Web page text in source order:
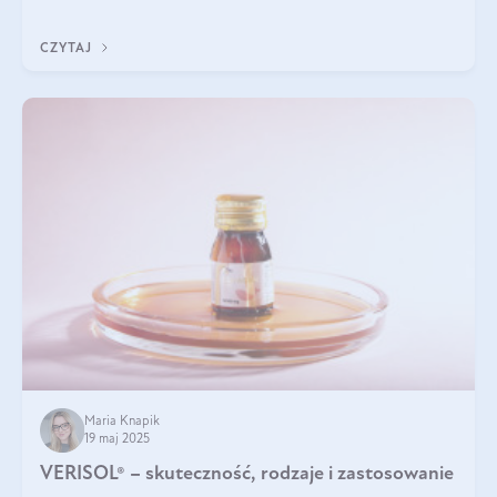
CZYTAJ
Maria Knapik
19 maj 2025
VERISOL® – skuteczność, rodzaje i zastosowanie